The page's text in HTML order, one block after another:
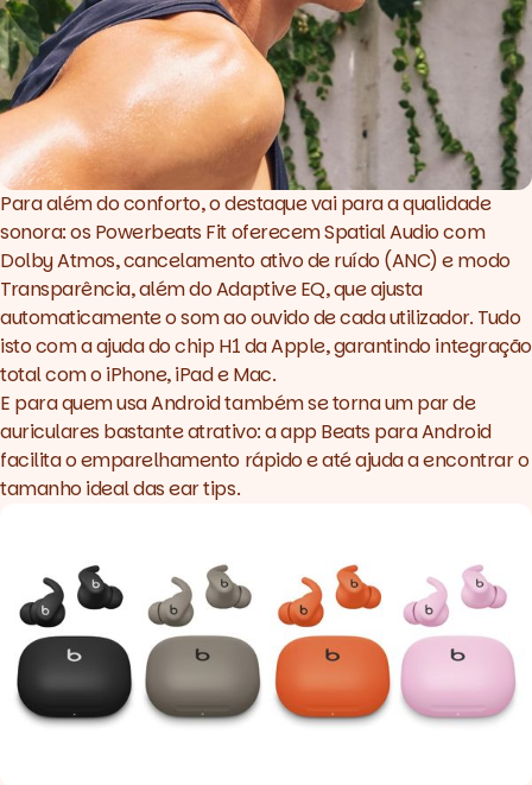
Para além do conforto, o destaque vai para a qualidade
sonora: os Powerbeats Fit oferecem Spatial Audio com
Dolby Atmos, cancelamento ativo de ruído (ANC) e modo
Transparência, além do Adaptive EQ, que ajusta
automaticamente o som ao ouvido de cada utilizador. Tudo
isto com a ajuda do chip H1 da Apple, garantindo integração
total com o iPhone, iPad e Mac.
E para quem usaAndroidtambém se torna um par de
auriculares bastante atrativo: a app Beats para Android
facilita o emparelhamento rápido e até ajuda a encontrar o
tamanho ideal das ear tips.